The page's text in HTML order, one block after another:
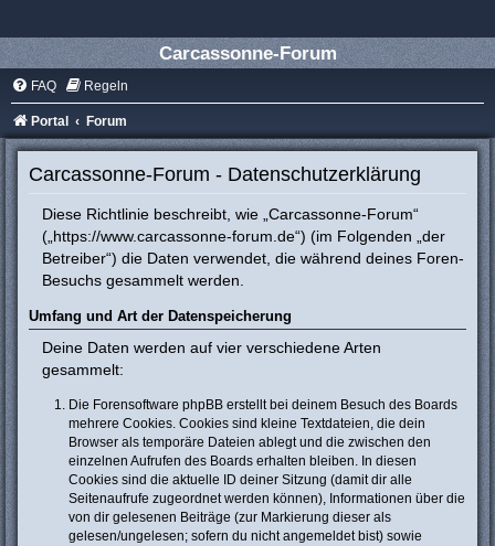
Carcassonne-Forum
FAQ Regeln
Portal Forum
Carcassonne-Forum - Datenschutzerklärung
Diese Richtlinie beschreibt, wie „Carcassonne-Forum“
(„https://www.carcassonne-forum.de“) (im Folgenden „der
Betreiber“) die Daten verwendet, die während deines Foren-
Besuchs gesammelt werden.
Umfang und Art der Datenspeicherung
Deine Daten werden auf vier verschiedene Arten
gesammelt:
Die Forensoftware phpBB erstellt bei deinem Besuch des Boards
mehrere Cookies. Cookies sind kleine Textdateien, die dein
Browser als temporäre Dateien ablegt und die zwischen den
einzelnen Aufrufen des Boards erhalten bleiben. In diesen
Cookies sind die aktuelle ID deiner Sitzung (damit dir alle
Seitenaufrufe zugeordnet werden können), Informationen über die
von dir gelesenen Beiträge (zur Markierung dieser als
gelesen/ungelesen; sofern du nicht angemeldet bist) sowie